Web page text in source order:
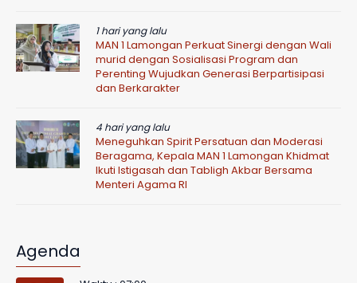
1 hari yang lalu
MAN 1 Lamongan Perkuat Sinergi dengan Wali
murid dengan Sosialisasi Program dan
Perenting Wujudkan Generasi Berpartisipasi
dan Berkarakter
4 hari yang lalu
Meneguhkan Spirit Persatuan dan Moderasi
Beragama, Kepala MAN 1 Lamongan Khidmat
Ikuti Istigasah dan Tabligh Akbar Bersama
Menteri Agama RI
Agenda